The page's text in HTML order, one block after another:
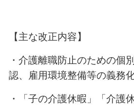
【主な改正内容】
・介護離職防止のための個
認、雇用環境整備等の義務
・「子の介護休暇」「介護